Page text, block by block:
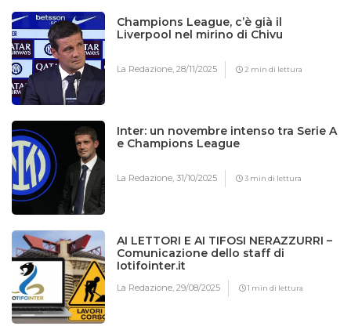
Champions League, c’è già il
Liverpool nel mirino di Chivu
La Redazione,28/11/2025 2 min di lettura
Inter: un novembre intenso tra Serie A
e Champions League
La Redazione,31/10/2025 3 min di lettura
AI LETTORI E AI TIFOSI NERAZZURRI –
Comunicazione dello staff di
Iotifointer.it
La Redazione,29/08/2025 1 min di lettura